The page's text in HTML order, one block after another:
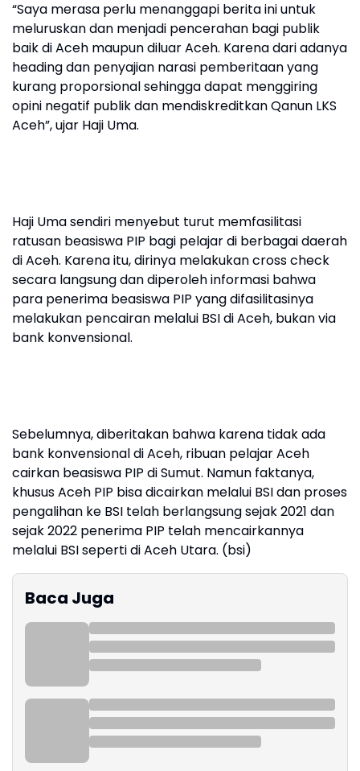
“Saya merasa perlu menanggapi berita ini untuk
meluruskan dan menjadi pencerahan bagi publik
baik di Aceh maupun diluar Aceh. Karena dari adanya
heading dan penyajian narasi pemberitaan yang
kurang proporsional sehingga dapat menggiring
opini negatif publik dan mendiskreditkan Qanun LKS
Aceh”, ujar Haji Uma.
Haji Uma sendiri menyebut turut memfasilitasi
ratusan beasiswa PIP bagi pelajar di berbagai daerah
di Aceh. Karena itu, dirinya melakukan cross check
secara langsung dan diperoleh informasi bahwa
para penerima beasiswa PIP yang difasilitasinya
melakukan pencairan melalui BSI di Aceh, bukan via
bank konvensional.
Sebelumnya, diberitakan bahwa karena tidak ada
bank konvensional di Aceh, ribuan pelajar Aceh
cairkan beasiswa PIP di Sumut. Namun faktanya,
khusus Aceh PIP bisa dicairkan melalui BSI dan proses
pengalihan ke BSI telah berlangsung sejak 2021 dan
sejak 2022 penerima PIP telah mencairkannya
melalui BSI seperti di Aceh Utara. (bsi)
Baca Juga